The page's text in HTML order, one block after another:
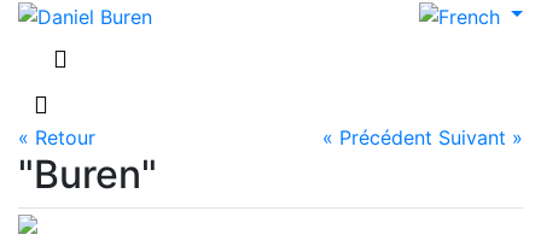
« Retour « Précédent Suivant »
"Buren"